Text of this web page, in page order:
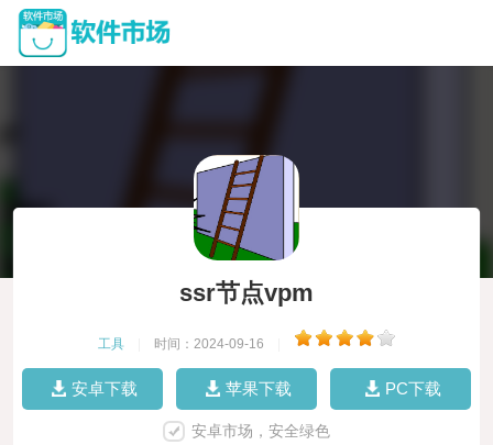
ssr节点vpm
工具 时间：2024-09-16
安卓下载 苹果下载 PC下载
安卓市场，安全绿色